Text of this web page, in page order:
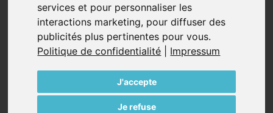
services et pour personnaliser les
interactions marketing, pour diffuser des
publicités plus pertinentes pour vous.
Politique de confidentialité
Impressum
J'accepte
Je refuse
SV 500/1
SOUFFLANTES À CANAL LATÉRAL,